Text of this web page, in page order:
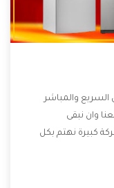
والمباشر
وان نبقى
كبيرة نهتم بكل
تكون من أهم